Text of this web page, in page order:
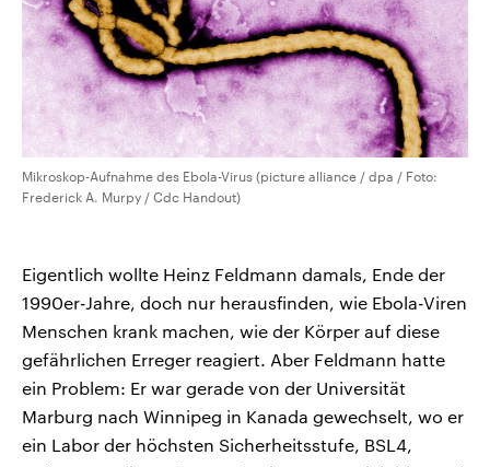
Mikroskop-Aufnahme des Ebola-Virus (picture alliance / dpa / Foto:
Frederick A. Murpy / Cdc Handout)
Eigentlich wollte Heinz Feldmann damals, Ende der
1990er-Jahre, doch nur herausfinden, wie Ebola-Viren
Menschen krank machen, wie der Körper auf diese
gefährlichen Erreger reagiert. Aber Feldmann hatte
ein Problem: Er war gerade von der Universität
Marburg nach Winnipeg in Kanada gewechselt, wo er
ein Labor der höchsten Sicherheitsstufe, BSL4,